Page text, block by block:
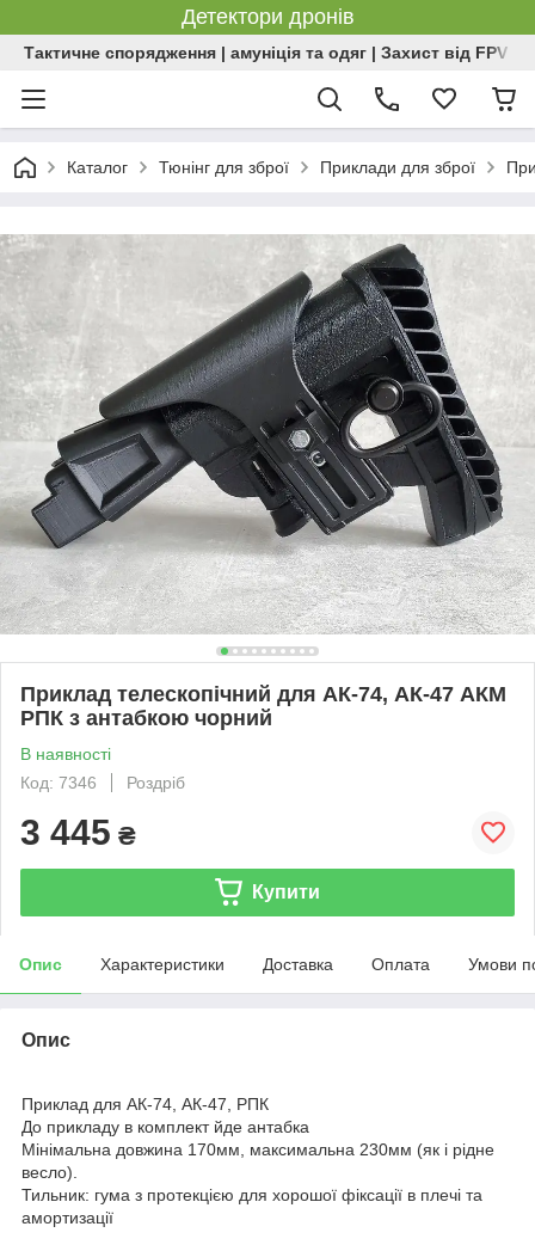
Детектори дронів
Тактичне спорядження | амуніція та одяг | Захист від FPV |
Каталог Тюнінг для зброї Приклади для зброї
Приклад телескопічний для АК-74, АК-47 АКМ
РПК з антабкою чорний
В наявності
Код: 7346
Роздріб
3 445 ₴
Купити
Опис Характеристики Доставка Оплата Умови
Опис
Приклад для АК-74, АК-47, РПК
До прикладу в комплект йде антабка
Мінімальна довжина 170мм, максимальна 230мм (як і рідне
весло).
Тильник: гума з протекцією для хорошої фіксації в плечі та
амортизації